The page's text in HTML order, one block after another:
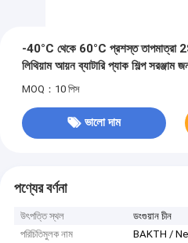
-40°C থেকে 60°C প্রশস্ত তাপমাত্রা
লিথিয়াম আয়ন ব্যাটারি প্যাক শিল্প সরঞ্জাম
MOQ：10 পিস
ভালো দাম
পণ্যের বর্ণনা
উৎপত্তি স্থল
ডংগুয়ান চীন
পরিচিতিমুলক নাম
BAKTH /